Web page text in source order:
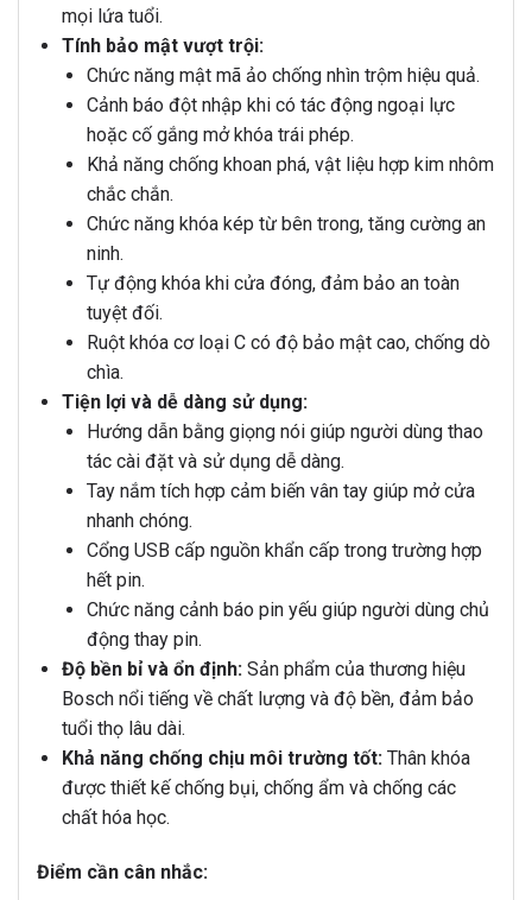
mọi lứa tuổi.
Tính bảo mật vượt trội:
Chức năng mật mã ảo chống nhìn trộm hiệu quả.
Cảnh báo đột nhập khi có tác động ngoại lực
hoặc cố gắng mở khóa trái phép.
Khả năng chống khoan phá, vật liệu hợp kim nhôm
chắc chắn.
Chức năng khóa kép từ bên trong, tăng cường an
ninh.
Tự động khóa khi cửa đóng, đảm bảo an toàn
tuyệt đối.
Ruột khóa cơ loại C có độ bảo mật cao, chống dò
chìa.
Tiện lợi và dễ dàng sử dụng:
Hướng dẫn bằng giọng nói giúp người dùng thao
tác cài đặt và sử dụng dễ dàng.
Tay nắm tích hợp cảm biến vân tay giúp mở cửa
nhanh chóng.
Cổng USB cấp nguồn khẩn cấp trong trường hợp
hết pin.
Chức năng cảnh báo pin yếu giúp người dùng chủ
động thay pin.
Độ bền bỉ và ổn định:Sản phẩm của thương hiệu
Bosch nổi tiếng về chất lượng và độ bền, đảm bảo
tuổi thọ lâu dài.
Khả năng chống chịu môi trường tốt:Thân khóa
được thiết kế chống bụi, chống ẩm và chống các
chất hóa học.
Điểm cần cân nhắc: